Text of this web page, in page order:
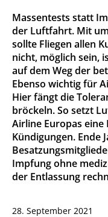
Massentests statt
der Luftfahrt. Mit
sollte Fliegen allen
nicht, möglich sein,
auf dem Weg der
Ebenso wichtig für
Hier fängt die
bröckeln. So setzt
Airline Europas
Kündigungen. Ende
Impfung ohne
der Entlassung
28. September 2021